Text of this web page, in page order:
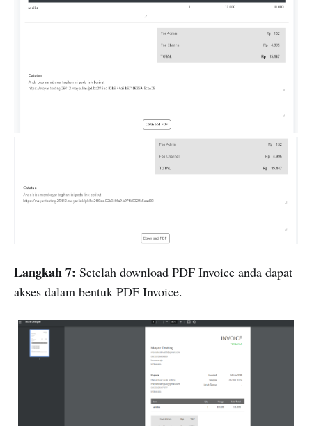
Langkah 7: Setelah download PDF Invoice anda dapat
akses dalam bentuk PDF Invoice.